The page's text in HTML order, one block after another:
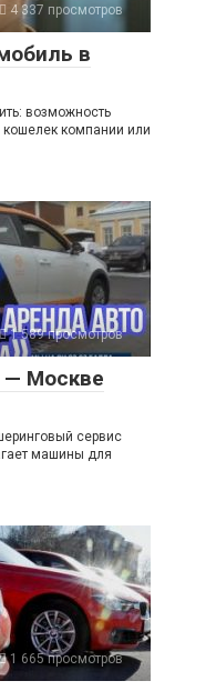
4 337 просмотров
в
возможность
компании или
1 589 просмотров
— Москве
сервис
машины для
1 665 просмотров